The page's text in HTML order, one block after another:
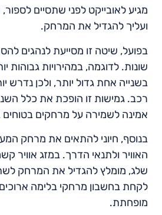
מגיע לאובייקט לפני שתסיים
ועליך להגדיל את המרחק.
בפועל, שיטה זו מסייעת לנהגים
שונות. לדוגמה, במהירויות
בשנייה אחת גדול יותר, ולכן נדרש
רכב. גמישות זו הופכת את כלל
אמינה לשמירה על מרחקים בטוחים
בנוסף, חיוני להתאים את מרחק
האוויר ולתנאי הדרך. במזג אוויר
שלג, מומלץ להגדיל את המרחק
לקחת בחשבון מרחקי בלימה ארוכים
מופחתת.